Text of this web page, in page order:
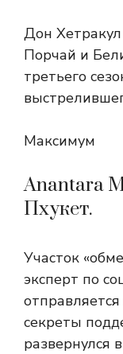
Дон
Порчай и
третьего
Максимум
Anantara
Пхукет.
Участок
эксперт по
секреты
развернулся